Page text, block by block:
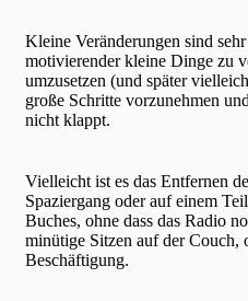
Kleine Veränderungen sind sehr
motivierender kleine Dinge zu
umzusetzen (und später
große Schritte vorzunehmen
nicht klappt.
Vielleicht ist es das Entfernen
Spaziergang oder auf einem
Buches, ohne dass das Radio
minütige Sitzen auf der Couch,
Beschäftigung.